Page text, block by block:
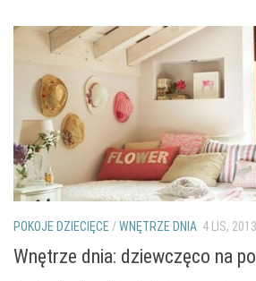
POKOJE DZIECIĘCE /WNĘTRZE DNIA 4 LIS, 2013
Wnętrze dnia: dziewczęco na